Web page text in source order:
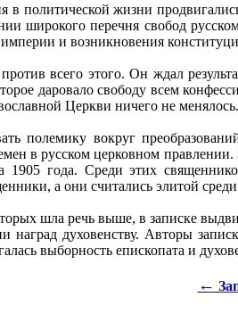
в политической жизни
широкого перечня свобод
и возникновения
всего этого. Он ждал
даровало свободу всем
Церкви ничего не
полемику вокруг
в русском церковном
1905 года. Среди этих
а они считались элитой
шла речь выше, в записке
наград духовенству. Авторы
выборность епископата и
←